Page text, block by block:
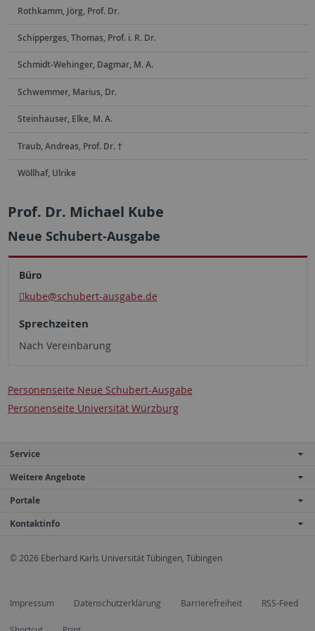
Rothkamm, Jörg, Prof. Dr.
Schipperges, Thomas, Prof. i. R. Dr.
Schmidt-Wehinger, Dagmar, M. A.
Schwemmer, Marius, Dr.
Steinhauser, Elke, M. A.
Traub, Andreas, Prof. Dr. †
Wöllhaf, Ulrike
Prof. Dr. Michael Kube
Neue Schubert-Ausgabe
Büro
kube@schubert-ausgabe.de
Sprechzeiten
Nach Vereinbarung
Personenseite Neue Schubert-Ausgabe
Personenseite Universität Würzburg
Service
Weitere Angebote
Portale
Kontaktinfo
© 2026 Eberhard Karls Universität Tübingen, Tübingen
Impressum Datenschutzerklärung Barrierefreiheit RSS-Feed